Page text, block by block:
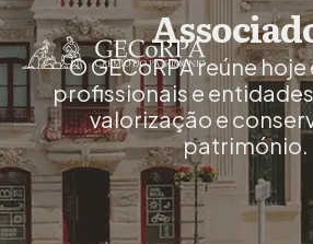
O GECoRPA reúne
profissionais e
valorização e
património.